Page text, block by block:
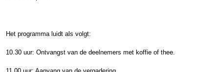
Het programma luidt als volgt:
10.30 uur: Ontvangst van de deelnemers met koffie of thee.